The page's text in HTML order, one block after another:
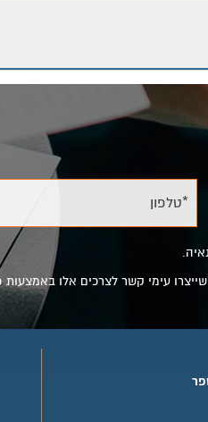
*טלפון
שייצרו עימי קשר לצרכים אלו